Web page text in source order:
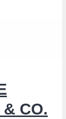
CO.